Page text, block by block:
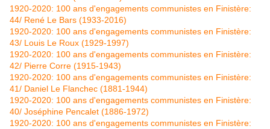
1920-2020: 100 ans d'engagements communistes en Finistère:
44/ René Le Bars (1933-2016)
1920-2020: 100 ans d'engagements communistes en Finistère:
43/ Louis Le Roux (1929-1997)
1920-2020: 100 ans d'engagements communistes en Finistère:
42/ Pierre Corre (1915-1943)
1920-2020: 100 ans d'engagements communistes en Finistère:
41/ Daniel Le Flanchec (1881-1944)
1920-2020: 100 ans d'engagements communistes en Finistère:
40/ Joséphine Pencalet (1886-1972)
1920-2020: 100 ans d'engagements communistes en Finistère: